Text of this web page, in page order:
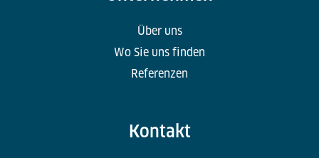
Über uns
Wo Sie uns finden
Referenzen
Kontakt